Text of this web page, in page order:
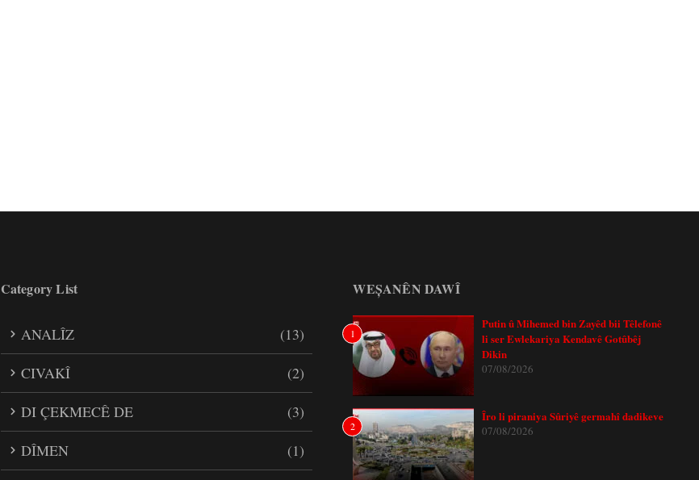
Category List
ANALÎZ
(13)
CIVAKÎ
(2)
DI ÇEKMECÊ DE
(3)
DÎMEN
(1)
WEȘANÊN DAWÎ
1
Putin û Mihemed bin Zayêd bii Têlefonê
li ser Ewlekariya Kendavê Gotûbêj
Dikin
07/08/2026
2
Îro li piraniya Sûriyê germahî dadikeve
07/08/2026